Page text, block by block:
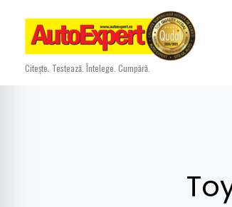
content
Citește. Testează. Întelege. Cumpără.